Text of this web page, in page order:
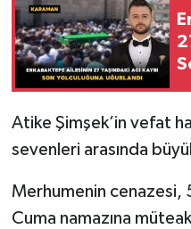
Atike Şimşek’in vefat
sevenleri arasında
Merhumenin cenazesi,
Cuma namazına